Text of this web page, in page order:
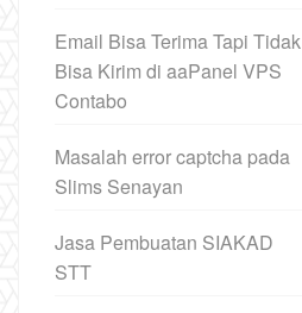
Email Bisa Terima Tapi Tidak
Bisa Kirim di aaPanel VPS
Contabo
Masalah error captcha pada
Slims Senayan
Jasa Pembuatan SIAKAD
STT